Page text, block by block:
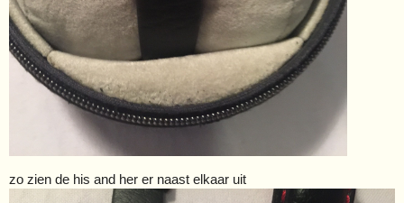
zo zien de his and her er naast elkaar uit